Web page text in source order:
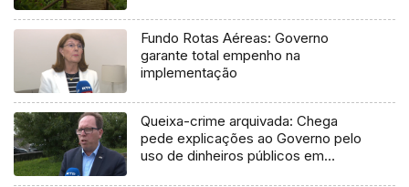
Fundo Rotas Aéreas: Governo
garante total empenho na
implementação
Queixa-crime arquivada: Chega
pede explicações ao Governo pelo
uso de dinheiros públicos em